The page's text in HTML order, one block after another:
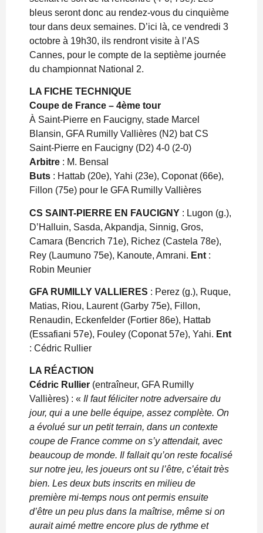
bleus seront donc au rendez-vous du cinquième
tour dans deux semaines. D’ici là, ce vendredi 3
octobre à 19h30, ils rendront visite à l’AS
Cannes, pour le compte de la septième journée
du championnat National 2.
LA FICHE TECHNIQUE
Coupe de France – 4ème tour
À Saint-Pierre en Faucigny, stade Marcel
Blansin, GFA Rumilly Vallières (N2) bat CS
Saint-Pierre en Faucigny (D2) 4-0 (2-0)
Arbitre : M. Bensal
Buts : Hattab (20e), Yahi (23e), Coponat (66e),
Fillon (75e) pour le GFA Rumilly Vallières
CS SAINT-PIERRE EN FAUCIGNY : Lugon (g.),
D’Halluin, Sasda, Akpandja, Sinnig, Gros,
Camara (Bencrich 71e), Richez (Castela 78e),
Rey (Laumuno 75e), Kanoute, Amrani. Ent :
Robin Meunier
GFA RUMILLY VALLIERES : Perez (g.), Ruque,
Matias, Riou, Laurent (Garby 75e), Fillon,
Renaudin, Eckenfelder (Fortier 86e), Hattab
(Essafiani 57e), Fouley (Coponat 57e), Yahi. Ent
: Cédric Rullier
LA RÉACTION
Cédric Rullier (entraîneur, GFA Rumilly
Vallières) : « Il faut féliciter notre adversaire du
jour, qui a une belle équipe, assez complète. On
a évolué sur un petit terrain, dans un contexte
coupe de France comme on s’y attendait, avec
beaucoup de monde. Il fallait qu’on reste focalisé
sur notre jeu, les joueurs ont su l’être, c’était très
bien. Les deux buts inscrits en milieu de
première mi-temps nous ont permis ensuite
d’être un peu plus dans la maîtrise, même si on
aurait aimé mettre encore plus de rythme et